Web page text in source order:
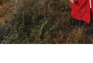
ENG SPN